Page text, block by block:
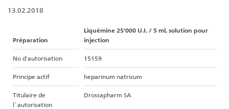
13.02.2018
Préparation
Liquémine 25'000 U.I. / 5 ml, solution pour
injection
No d'autorisation 15159
Principe actif heparinum natricum
Titulaire de
l`autorisation
Drossapharm SA